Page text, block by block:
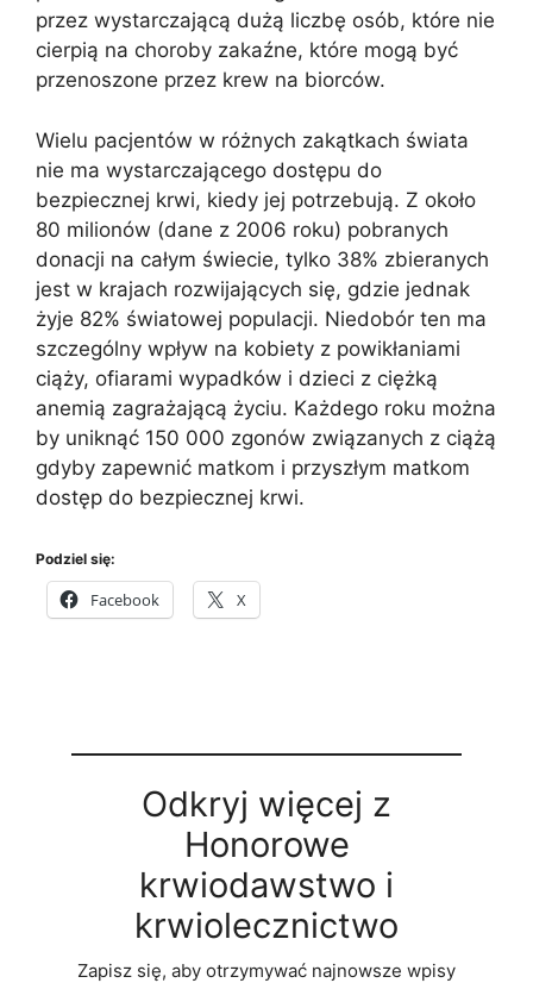
przez wystarczającą dużą liczbę osób, które nie
cierpią na choroby zakaźne, które mogą być
przenoszone przez krew na biorców.
Wielu pacjentów w różnych zakątkach świata
nie ma wystarczającego dostępu do
bezpiecznej krwi, kiedy jej potrzebują. Z około
80 milionów (dane z 2006 roku) pobranych
donacji na całym świecie, tylko 38% zbieranych
jest w krajach rozwijających się, gdzie jednak
żyje 82% światowej populacji. Niedobór ten ma
szczególny wpływ na kobiety z powikłaniami
ciąży, ofiarami wypadków i dzieci z ciężką
anemią zagrażającą życiu. Każdego roku można
by uniknąć 150 000 zgonów związanych z ciążą
gdyby zapewnić matkom i przyszłym matkom
dostęp do bezpiecznej krwi.
Podziel się:
Facebook X
Odkryj więcej z
Honorowe
krwiodawstwo i
krwiolecznictwo
Zapisz się, aby otrzymywać najnowsze wpisy